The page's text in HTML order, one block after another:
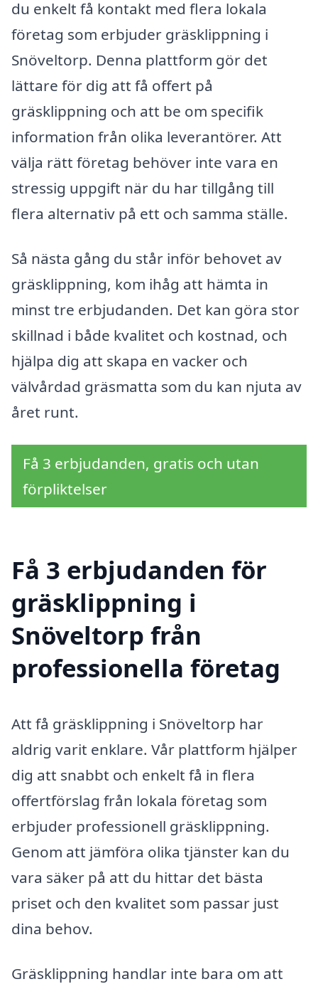
du enkelt få kontakt med flera lokala
företag som erbjuder gräsklippning i
Snöveltorp. Denna plattform gör det
lättare för dig att få offert på
gräsklippning och att be om specifik
information från olika leverantörer. Att
välja rätt företag behöver inte vara en
stressig uppgift när du har tillgång till
flera alternativ på ett och samma ställe.
Så nästa gång du står inför behovet av
gräsklippning, kom ihåg att hämta in
minst tre erbjudanden. Det kan göra stor
skillnad i både kvalitet och kostnad, och
hjälpa dig att skapa en vacker och
välvårdad gräsmatta som du kan njuta av
året runt.
Få 3 erbjudanden, gratis och utan
förpliktelser
Få 3 erbjudanden för
gräsklippning i
Snöveltorp från
professionella företag
Att få gräsklippning i Snöveltorp har
aldrig varit enklare. Vår plattform hjälper
dig att snabbt och enkelt få in flera
offertförslag från lokala företag som
erbjuder professionell gräsklippning.
Genom att jämföra olika tjänster kan du
vara säker på att du hittar det bästa
priset och den kvalitet som passar just
dina behov.
Gräsklippning handlar inte bara om att